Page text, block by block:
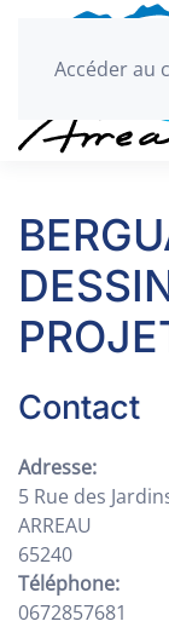
Accéder au
Contact
Adresse:
5 Rue des
ARREAU
65240
Téléphone:
0672857681